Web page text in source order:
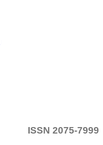
ISSN 2075-7999